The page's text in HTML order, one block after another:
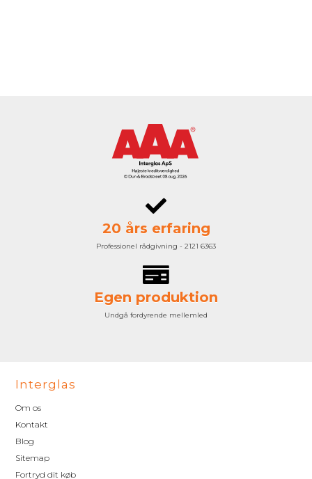
20 års erfaring
Professionel rådgivning - 2121 6363
Egen produktion
Undgå fordyrende mellemled
Interglas
Om os
Kontakt
Blog
Sitemap
Fortryd dit køb